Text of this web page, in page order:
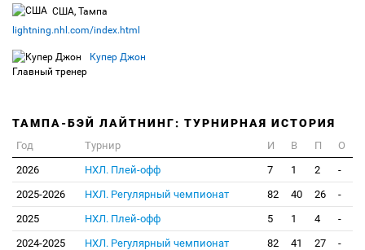
США, Тампа
lightning.nhl.com/index.html
Купер Джон
Главный тренер
ТАМПА-БЭЙ ЛАЙТНИНГ: ТУРНИРНАЯ ИСТОРИЯ
Год Турнир И В П
О
2026
НХЛ. Плей-офф 7 1 2
-
2025-2026
НХЛ. Регулярный чемпионат 82 40 26
-
2025
НХЛ. Плей-офф 5 1 4
-
2024-2025
НХЛ. Регулярный чемпионат 82 41 27
-